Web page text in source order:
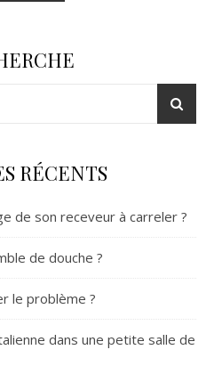
RÉCENTS
de son receveur à carreler ?
de douche ?
le problème ?
dans une petite salle de